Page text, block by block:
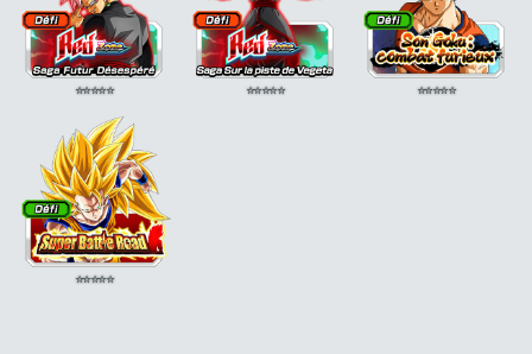
⭐⭐⭐⭐⭐ ⭐⭐⭐⭐⭐ ⭐⭐⭐⭐⭐
⭐⭐⭐⭐⭐